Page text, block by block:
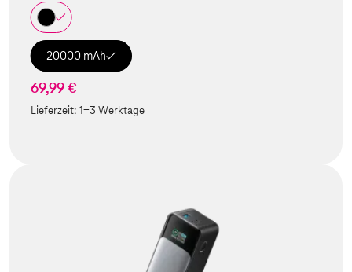
20000 mAh
69,99 €
Lieferzeit:1-3 Werktage